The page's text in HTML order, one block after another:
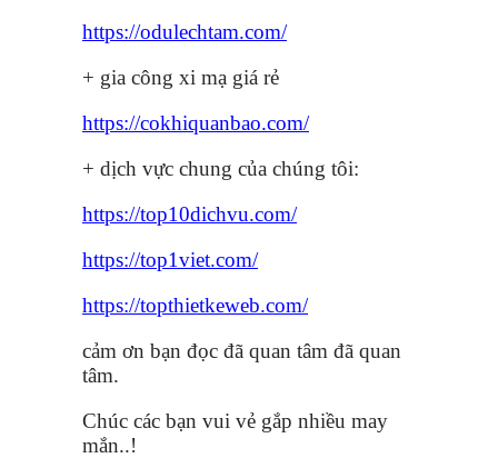
https://odulechtam.com/
+ gia công xi mạ giá rẻ
https://cokhiquanbao.com/
+ dịch vực chung của chúng tôi:
https://top10dichvu.com/
https://top1viet.com/
https://topthietkeweb.com/
cảm ơn bạn đọc đã quan tâm đã quan
tâm.
Chúc các bạn vui vẻ gắp nhiều may
mắn..!